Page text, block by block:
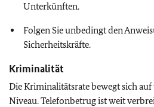
Unterkünften.
Folgen Sie unbedingt den
Sicherheitskräfte.
Kriminalität
Die Kriminalitätsrate bewegt sich
Niveau. Telefonbetrug ist weit